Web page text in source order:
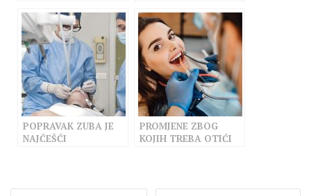
STOMATOLOGU
POPRAVAK ZUBA JE
NAJČEŠĆI
PROMJENE ZBOG
KOJIH TREBA OTIĆI